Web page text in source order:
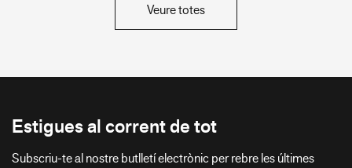
Veure totes
Estigues al corrent de tot
Subscriu-te al nostre butlletí electrònic per rebre les últimes